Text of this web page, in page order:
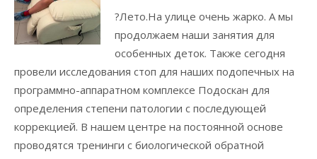
?Лето.На улице очень жарко. А мы
продолжаем наши занятия для
особенных деток. Также сегодня
провели исследования стоп для наших подопечных на
программно-аппаратном комплексе Подоскан для
определения степени патологии с последующей
коррекцией. В нашем центре на постоянной основе
проводятся тренинги с биологической обратной